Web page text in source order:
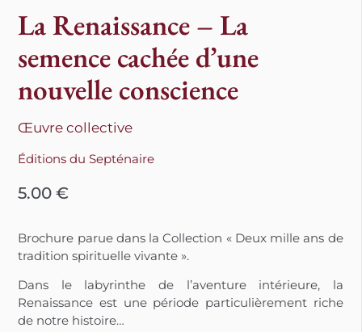
La Renaissance – La
semence cachée d’une
nouvelle conscience
Œuvre collective
Éditions du Septénaire
5.00€
Brochure parue dans la Collection « Deux mille ans de
tradition spirituelle vivante ».
Dans le labyrinthe de l’aventure intérieure, la
Renaissance est une période particulièrement riche
de notre histoire…